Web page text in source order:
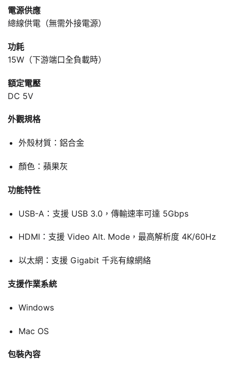
電源供應
總線供電（無需外接電源）
功耗
15W（下游端口全負載時）
額定電壓
DC 5V
外觀規格
外殼材質：鋁合金
顏色：蘋果灰
功能特性
USB-A：支援 USB 3.0，傳輸速率可達 5Gbps
HDMI：支援 Video Alt. Mode，最高解析度 4K/60Hz
以太網：支援 Gigabit 千兆有線網絡
支援作業系統
Windows
Mac OS
包裝內容